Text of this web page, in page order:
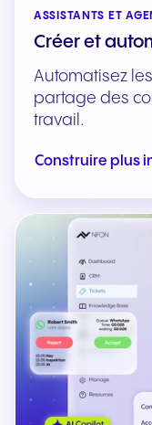
ASSISTANTS ET
Créer et
Automatisez
partage des
travail.
Construire plus